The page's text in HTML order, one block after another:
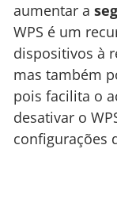
aumentar a
WPS é um
dispositivos à
mas também
pois facilita o
desativar o
configurações